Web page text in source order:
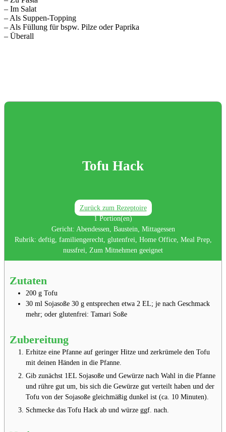
– Im Salat⁣⁣
– Als Suppen-Topping⁣⁣
– Als Füllung für bspw. Pilze oder Paprika⁣⁣
– Überall⁣⁣⁣⁣⁣⁣
Tofu Hack
Zurück zum Rezeptoire
1 Portion(en)
Gericht: Abendessen, Baustein, Mittagessen
Rubrik: deftig, familiengerecht, glutenfrei, Home Office, Meal Prep,
nussfrei, Zum Mitnehmen geeignet
Zutaten
200 g Tofu
30 ml Sojasoße⁣ 30 g entsprechen etwa 2 EL; je nach Geschmack⁣
mehr; oder glutenfrei: Tamari Soße
Zubereitung
Erhitze eine Pfanne auf geringer Hitze und zerkrümele den Tofu
mit deinen Händen in die Pfanne.⁣⁣
Gib zunächst 1EL Sojasoße und Gewürze nach Wahl in die Pfanne
und rühre gut um, bis sich die Gewürze gut verteilt haben und der
Tofu von der Sojasoße gleichmäßig dunkel ist (ca. 10 Minuten)⁣⁣.
Schmecke das Tofu Hack ab und würze ggf. nach⁣⁣.